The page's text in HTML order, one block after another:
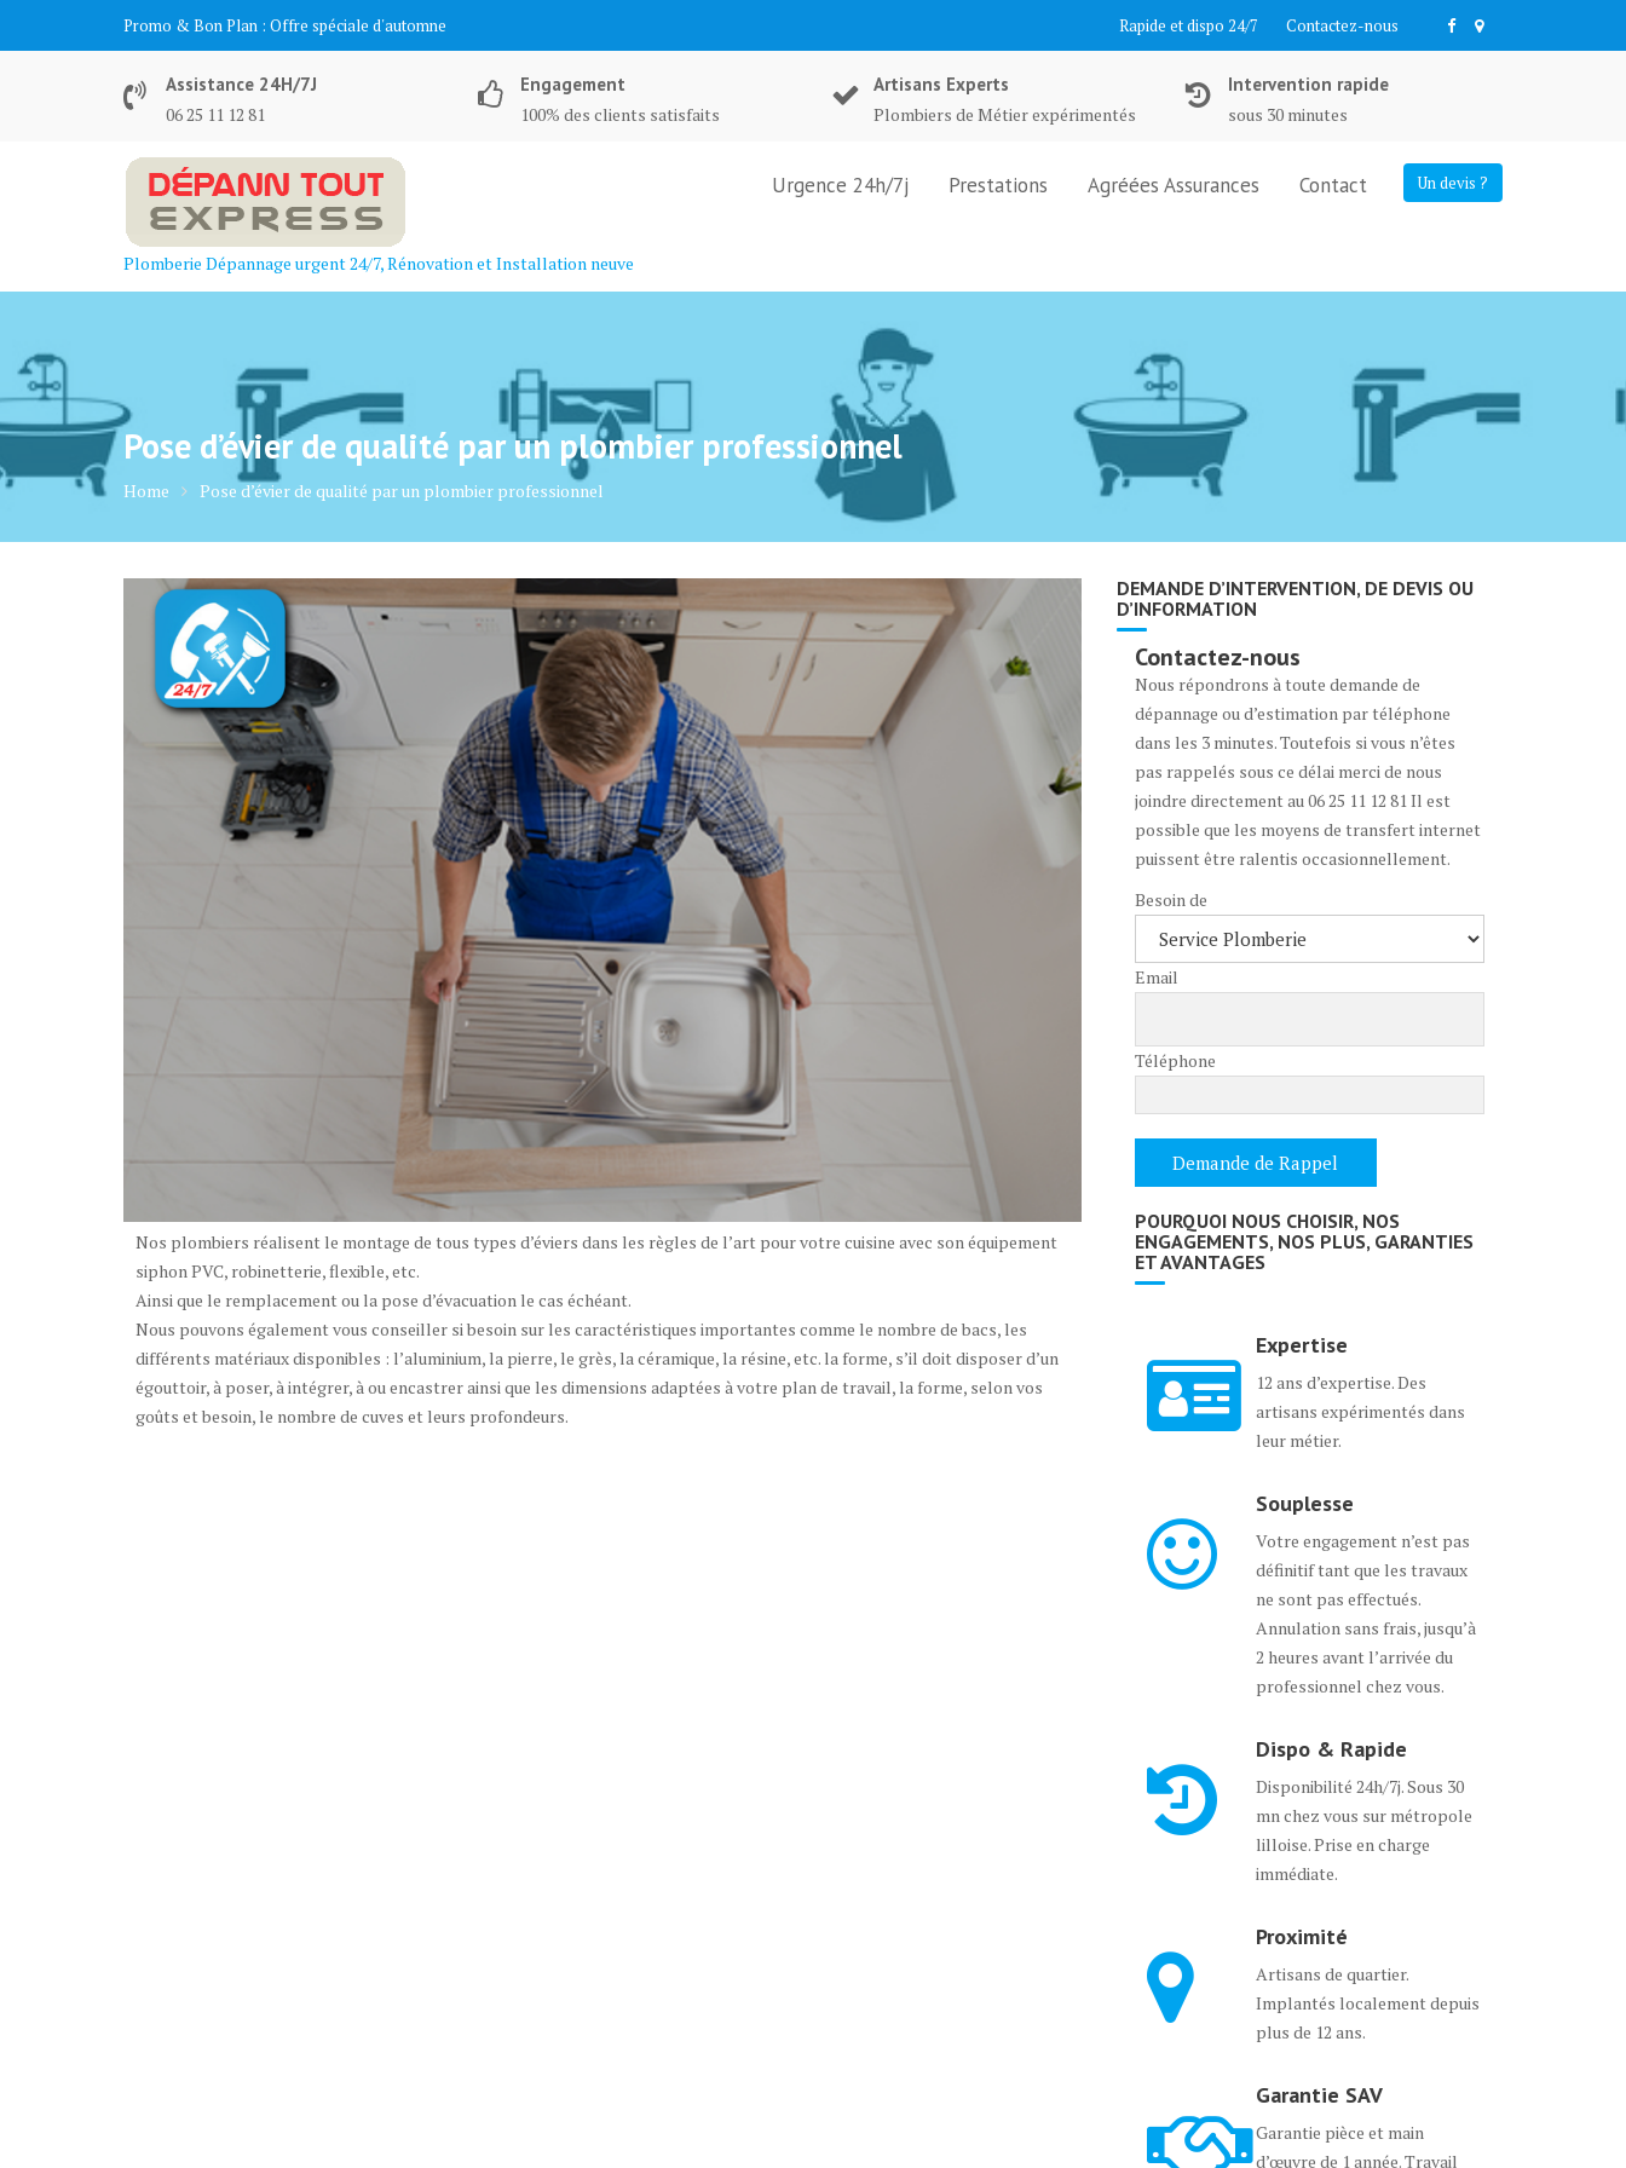
Promo & Bon Plan : Offre spéciale d'automne Rapide et dispo 24/7 Contactez-nous
Assistance 24H/7J
06 25 11 12 81
Engagement
100% des clients satisfaits
Artisans Experts
Plombiers de Métier expérimentés
Intervention rapide
sous 30 minutes
Plomberie Dépannage urgent 24/7, Rénovation et Installation neuve
Un devis ?
Urgence 24h/7j Prestations Agréées Assurances Contact
Pose d’évier de qualité par un plombier professionnel
Home Pose d’évier de qualité par un plombier professionnel
Nos plombiers réalisent le montage de tous types d’éviers dans les règles de l’art pour votre cuisine avec son équipement
siphon PVC, robinetterie, flexible, etc.
Ainsi que le remplacement ou la pose d’évacuation le cas échéant.
Nous pouvons également vous conseiller si besoin sur les caractéristiques importantes comme le nombre de bacs, les
différents matériaux disponibles : l’aluminium, la pierre, le grès, la céramique, la résine, etc. la forme, s’il doit disposer d’un
égouttoir, à poser, à intégrer, à ou encastrer ainsi que les dimensions adaptées à votre plan de travail, la forme, selon vos
goûts et besoin, le nombre de cuves et leurs profondeurs.
DEMANDE D’INTERVENTION, DE DEVIS OU
D’INFORMATION
Contactez-nous
Nous répondrons à toute demande de
dépannage ou d’estimation par téléphone
dans les 3 minutes. Toutefois si vous n’êtes
pas rappelés sous ce délai merci de nous
joindre directement au 06 25 11 12 81 Il est
possible que les moyens de transfert internet
puissent être ralentis occasionnellement.
Besoin de
Email
Téléphone
POURQUOI NOUS CHOISIR, NOS
ENGAGEMENTS, NOS PLUS, GARANTIES
ET AVANTAGES
Expertise
12 ans d’expertise. Des
artisans expérimentés dans
leur métier.
Souplesse
Votre engagement n’est pas
définitif tant que les travaux
ne sont pas effectués.
Annulation sans frais, jusqu’à
2 heures avant l’arrivée du
professionnel chez vous.
Dispo & Rapide
Disponibilité 24h/7j. Sous 30
mn chez vous sur métropole
lilloise. Prise en charge
immédiate.
Proximité
Artisans de quartier.
Implantés localement depuis
plus de 12 ans.
Garantie SAV
Garantie pièce et main
d’œuvre de 1 année. Travail